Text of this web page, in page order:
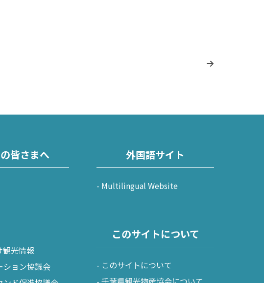
皆さまへ
観光情報
ション協議会
外国語サイト
Multilingual Website
このサイトについて
このサイトについて